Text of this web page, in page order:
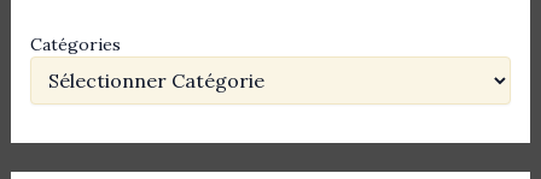
Catégories